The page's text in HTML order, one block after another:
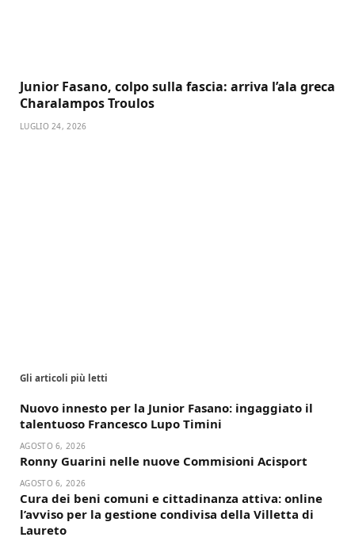
Junior Fasano, colpo sulla fascia: arriva l’ala greca
Charalampos Troulos
LUGLIO 24, 2026
Gli articoli più letti
Nuovo innesto per la Junior Fasano: ingaggiato il
talentuoso Francesco Lupo Timini
AGOSTO 6, 2026
Ronny Guarini nelle nuove Commisioni Acisport
AGOSTO 6, 2026
Cura dei beni comuni e cittadinanza attiva: online
l’avviso per la gestione condivisa della Villetta di
Laureto